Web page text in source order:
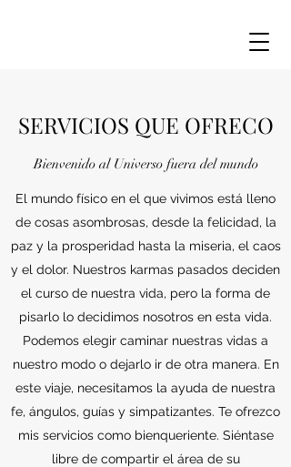
SERVICIOS QUE OFRECO
Bienvenido al Universo fuera del mundo
El mundo físico en el que vivimos está lleno
de cosas asombrosas, desde la felicidad, la
paz y la prosperidad hasta la miseria, el caos
y el dolor. Nuestros karmas pasados deciden
el curso de nuestra vida, pero la forma de
pisarlo lo decidimos nosotros en esta vida.
Podemos elegir caminar nuestras vidas a
nuestro modo o dejarlo ir de otra manera. En
este viaje, necesitamos la ayuda de nuestra
fe, ángulos, guías y simpatizantes. Te ofrezco
mis servicios como bienqueriente. Siéntase
libre de compartir el área de su